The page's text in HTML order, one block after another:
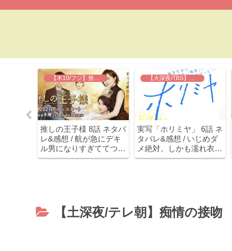
【木10/フジ】推しの王子様
推しの王子様 8話 ネタバ
レ&感想 / 航が急にデキ
ル男になりすぎててつい
ていけないぞ。
【火深夜/TBS】実写 ホリミヤ
実写「ホリミヤ」 6話 ネ
タバレ&感想 / いじめダ
メ絶対。しかも濡れ衣だ
し。マキオこんなんで許
【土深夜/テレ朝】痴情の接吻